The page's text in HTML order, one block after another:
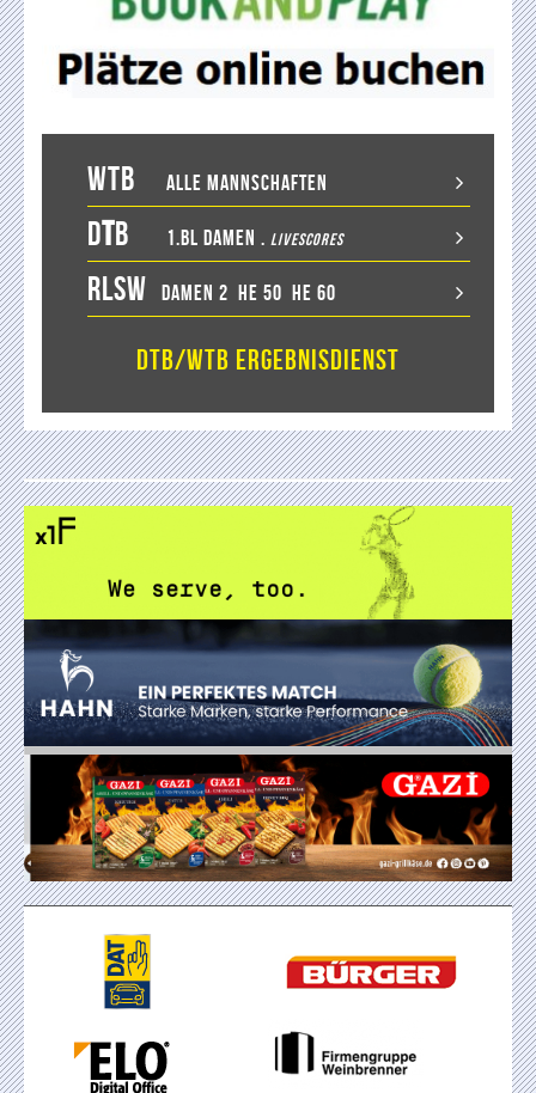
WTB Alle Mannschaften
DTB 1.BL Damen . LiveScores
RLSW Damen 2 He 50 He 60
DTB/WTB Ergebnisdienst